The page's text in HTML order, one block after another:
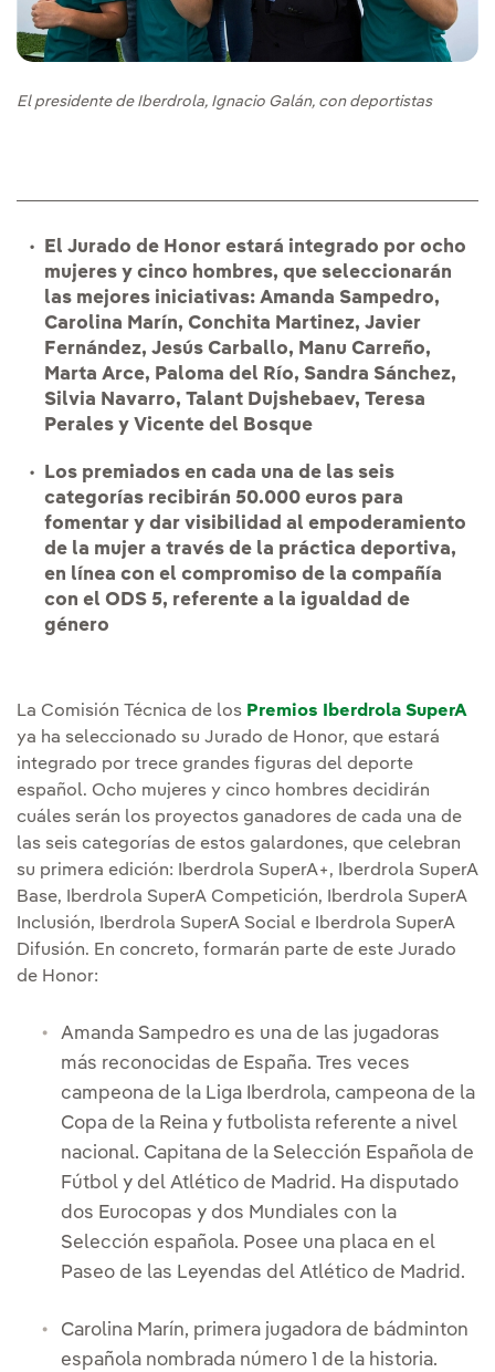
El presidente de Iberdrola, Ignacio Galán, con deportistas
El Jurado de Honor estará integrado por ocho
mujeres y cinco hombres, que seleccionarán
las mejores iniciativas: Amanda Sampedro,
Carolina Marín, Conchita Martinez, Javier
Fernández, Jesús Carballo, Manu Carreño,
Marta Arce, Paloma del Río, Sandra Sánchez,
Silvia Navarro, Talant Dujshebaev, Teresa
Perales y Vicente del Bosque
Los premiados en cada una de las seis
categorías recibirán 50.000 euros para
fomentar y dar visibilidad al empoderamiento
de la mujer a través de la práctica deportiva,
en línea con el compromiso de la compañía
con el ODS 5, referente a la igualdad de
género
La Comisión Técnica de los Premios Iberdrola SuperA
ya ha seleccionado su Jurado de Honor, que estará
integrado por trece grandes figuras del deporte
español. Ocho mujeres y cinco hombres decidirán
cuáles serán los proyectos ganadores de cada una de
las seis categorías de estos galardones, que celebran
su primera edición: Iberdrola SuperA+, Iberdrola SuperA
Base, Iberdrola SuperA Competición, Iberdrola SuperA
Inclusión, Iberdrola SuperA Social e Iberdrola SuperA
Difusión. En concreto, formarán parte de este Jurado
de Honor:
Amanda Sampedro es una de las jugadoras
más reconocidas de España. Tres veces
campeona de la Liga Iberdrola, campeona de la
Copa de la Reina y futbolista referente a nivel
nacional. Capitana de la Selección Española de
Fútbol y del Atlético de Madrid. Ha disputado
dos Eurocopas y dos Mundiales con la
Selección española. Posee una placa en el
Paseo de las Leyendas del Atlético de Madrid.
Carolina Marín, primera jugadora de bádminton
española nombrada número 1 de la historia.